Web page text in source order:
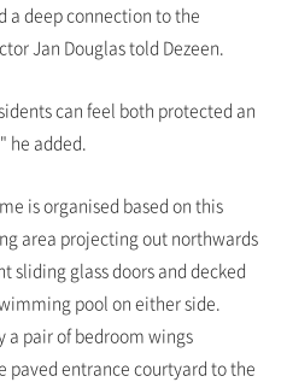
a deep connection to the
Jan Douglas told Dezeen.
can feel both protected an
he added.
is organised based on this
area projecting out northwards
sliding glass doors and decked
pool on either side.
a pair of bedroom wings
paved entrance courtyard to the